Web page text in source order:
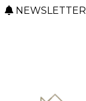
NEWSLETTER